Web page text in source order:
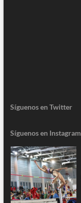
Síguenos en Twitter
Síguenos en Instagram